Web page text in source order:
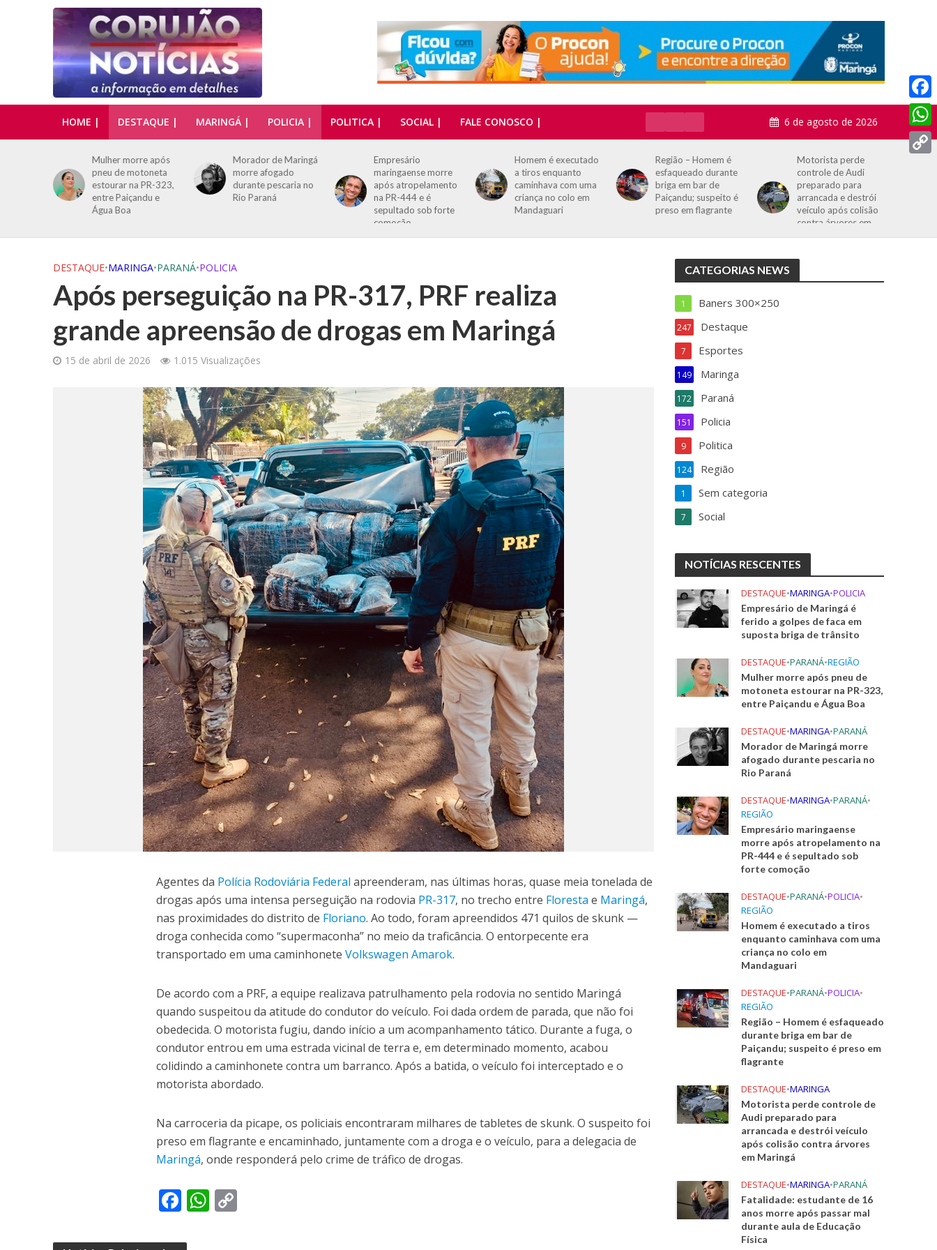
HOME | DESTAQUE | MARINGÁ | POLICIA | POLITICA | SOCIAL | FALE CONOSCO | 6 de agosto de 2026
Morador de Maringá
morre afogado
durante pescaria no
Rio Paraná
Empresário
maringaense morre
após atropelamento
na PR-444 e é
Homem é executado
a tiros enquanto
caminhava com uma
criança no colo em
Mandaguari
Região – Homem é
esfaqueado durante
briga em bar de
Paiçandu; suspeito é
preso em flagrante
Motorista perde
controle de Audi
preparado para
arrancada e destrói
veículo após colisão
Fatalidade: estudante
de 16 anos morre
após passar mal
durante aula de
Educação Física
DESTAQUE•MARINGA•PARANÁ•POLICIA
Após perseguição na PR-317, PRF realiza
grande apreensão de drogas em Maringá
15 de abril de 2026 1.015 Visualizações
Agentes da Polícia Rodoviária Federal apreenderam, nas últimas horas, quase meia tonelada de
drogas após uma intensa perseguição na rodovia PR-317, no trecho entre Floresta e Maringá,
nas proximidades do distrito de Floriano. Ao todo, foram apreendidos 471 quilos de skunk —
droga conhecida como “supermaconha” no meio da traficância. O entorpecente era
transportado em uma caminhoneteVolkswagen Amarok.
De acordo com a PRF, a equipe realizava patrulhamento pela rodovia no sentido Maringá
quando suspeitou da atitude do condutor do veículo. Foi dada ordem de parada, que não foi
obedecida. O motorista fugiu, dando início a um acompanhamento tático. Durante a fuga, o
condutor entrou em uma estrada vicinal de terra e, em determinado momento, acabou
colidindo a caminhonete contra um barranco. Após a batida, o veículo foi interceptado e o
motorista abordado.
Na carroceria da picape, os policiais encontraram milhares de tabletes de skunk. O suspeito foi
preso em flagrante e encaminhado, juntamente com a droga e o veículo, para a delegacia de
Maringá, onde responderá pelo crime de tráfico de drogas.
F W
CATEGORIAS NEWS
Baners 300×250
1
Destaque
247
Esportes
7
Maringa
149
Paraná
172
Policia
151
Politica
9
Região
124
Sem categoria
1
Social
7
NOTÍCIAS RESCENTES
DESTAQUE•MARINGA•POLICIA
Empresário de Maringá é
ferido a golpes de faca em
suposta briga de trânsito
DESTAQUE•PARANÁ•REGIÃO
Mulher morre após pneu de
motoneta estourar na PR-323,
entre Paiçandu e Água Boa
DESTAQUE•MARINGA•PARANÁ
Morador de Maringá morre
afogado durante pescaria no
Rio Paraná
DESTAQUE•MARINGA•PARANÁ•
REGIÃO
Empresário maringaense
morre após atropelamento na
PR-444 e é sepultado sob
forte comoção
DESTAQUE•PARANÁ•POLICIA•
REGIÃO
Homem é executado a tiros
enquanto caminhava com uma
criança no colo em
Mandaguari
DESTAQUE•PARANÁ•POLICIA•
REGIÃO
Região – Homem é esfaqueado
durante briga em bar de
Paiçandu; suspeito é preso em
flagrante
DESTAQUE•MARINGA
Motorista perde controle de
Audi preparado para
arrancada e destrói veículo
após colisão contra árvores
em Maringá
DESTAQUE•MARINGA•PARANÁ
Fatalidade: estudante de 16
anos morre após passar mal
durante aula de Educação
Física
F
a
c
o
W